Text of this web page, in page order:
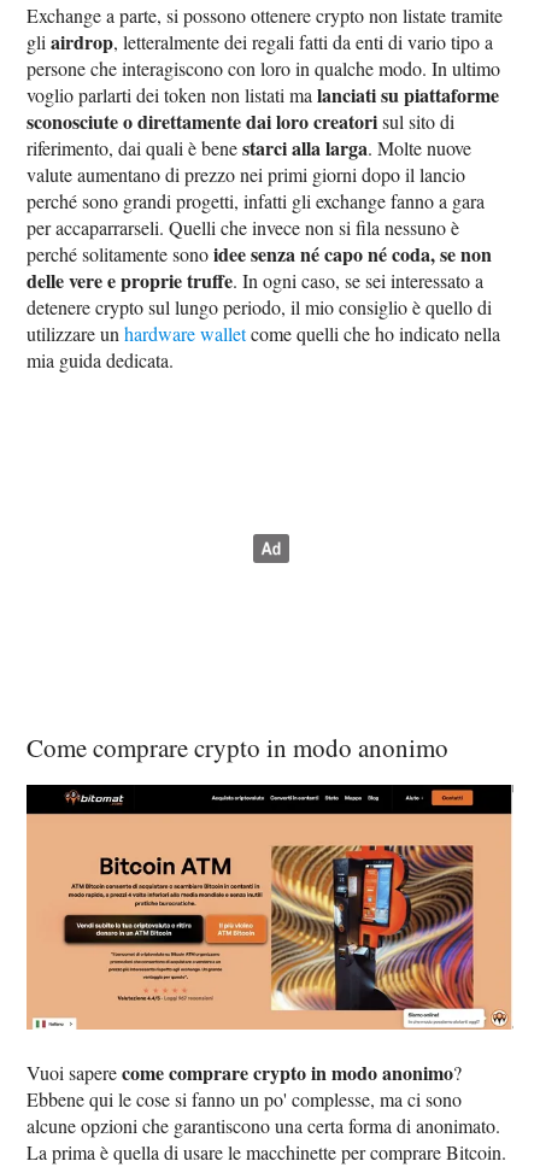
Exchange a parte, si possono ottenere crypto non listate tramite
gliairdrop, letteralmente dei regali fatti da enti di vario tipo a
persone che interagiscono con loro in qualche modo. In ultimo
voglio parlarti dei token non listati malanciati su piattaforme
sconosciute o direttamente dai loro creatorisul sito di
riferimento, dai quali è benestarci alla larga. Molte nuove
valute aumentano di prezzo nei primi giorni dopo il lancio
perché sono grandi progetti, infatti gli exchange fanno a gara
per accaparrarseli. Quelli che invece non si fila nessuno è
perché solitamente sonoidee senza né capo né coda, se non
delle vere e proprie truffe. In ogni caso, se sei interessato a
detenere crypto sul lungo periodo, il mio consiglio è quello di
utilizzare unhardware walletcome quelli che ho indicato nella
mia guida dedicata.
Come comprare crypto in modo anonimo
Vuoi saperecome comprare crypto in modo anonimo?
Ebbene qui le cose si fanno un po' complesse, ma ci sono
alcune opzioni che garantiscono una certa forma di anonimato.
La prima è quella di usare le macchinette per comprare Bitcoin.